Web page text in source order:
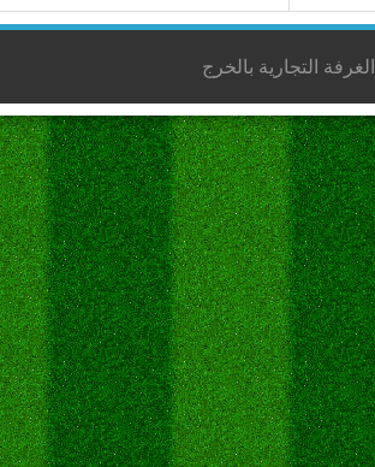
الغرفة التجارية بالخرج